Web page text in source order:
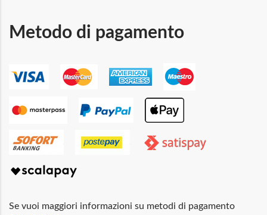
Metodo di pagamento
Se vuoi maggiori informazioni su metodi di pagamento